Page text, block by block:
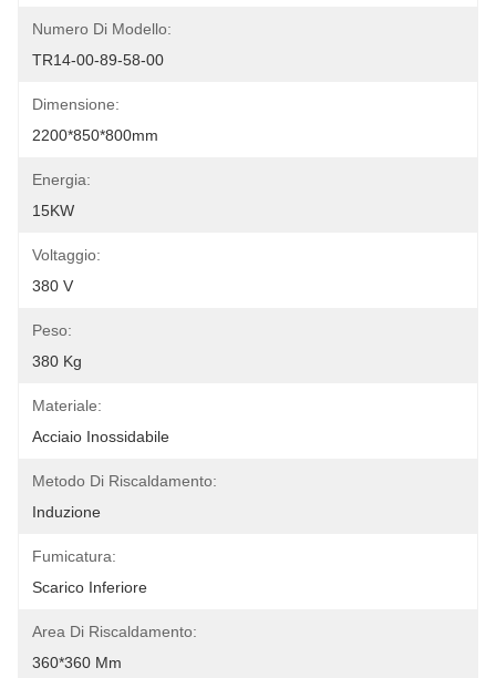
Numero Di Modello:
TR14-00-89-58-00
Dimensione:
2200*850*800mm
Energia:
15KW
Voltaggio:
380 V
Peso:
380 Kg
Materiale:
Acciaio Inossidabile
Metodo Di Riscaldamento:
Induzione
Fumicatura:
Scarico Inferiore
Area Di Riscaldamento:
360*360 Mm